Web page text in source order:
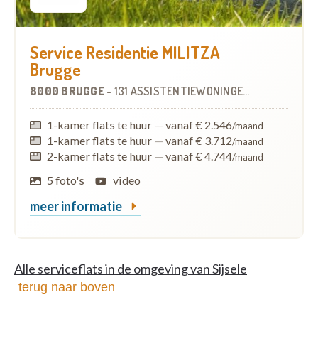
Service Residentie MILITZA
Brugge
8000 BRUGGE - 131 ASSISTENTIEWONINGEN
1-kamer flats te huur — vanaf € 2.546/maand
1-kamer flats te huur — vanaf € 3.712/maand
2-kamer flats te huur — vanaf € 4.744/maand
5 foto's video
meer informatie
Alle serviceflats in de omgeving van Sijsele
terug naar boven